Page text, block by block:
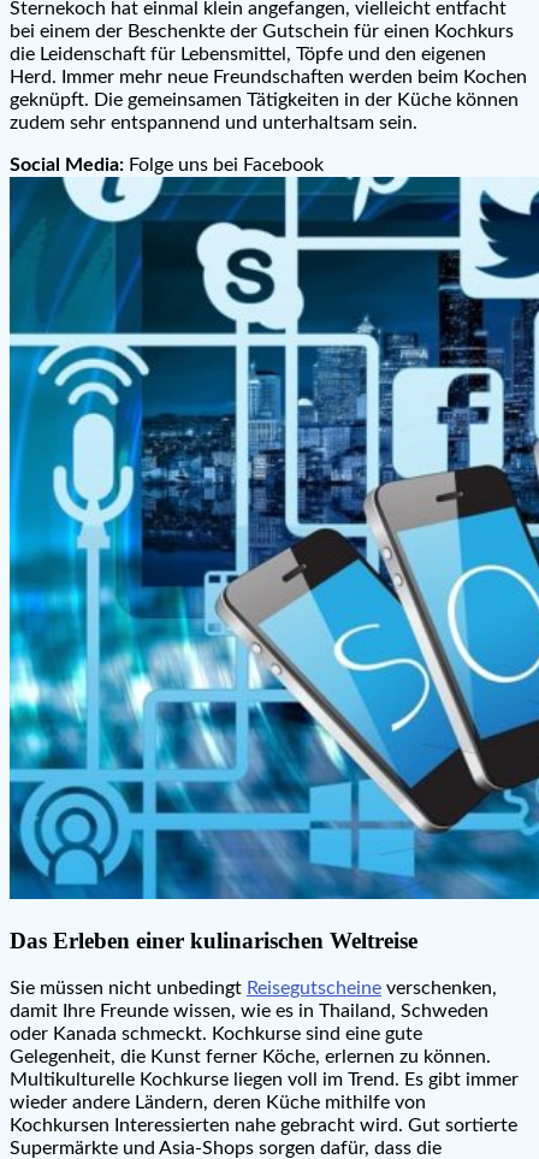
Sternekoch hat einmal klein angefangen, vielleicht entfacht
bei einem der Beschenkte der Gutschein für einen Kochkurs
die Leidenschaft für Lebensmittel, Töpfe und den eigenen
Herd. Immer mehr neue Freundschaften werden beim Kochen
geknüpft. Die gemeinsamen Tätigkeiten in der Küche können
zudem sehr entspannend und unterhaltsam sein.
Social Media: Folge uns bei Facebook
Das Erleben einer kulinarischen Weltreise
Sie müssen nicht unbedingt Reisegutscheine verschenken,
damit Ihre Freunde wissen, wie es in Thailand, Schweden
oder Kanada schmeckt. Kochkurse sind eine gute
Gelegenheit, die Kunst ferner Köche, erlernen zu können.
Multikulturelle Kochkurse liegen voll im Trend. Es gibt immer
wieder andere Ländern, deren Küche mithilfe von
Kochkursen Interessierten nahe gebracht wird. Gut sortierte
Supermärkte und Asia-Shops sorgen dafür, dass die